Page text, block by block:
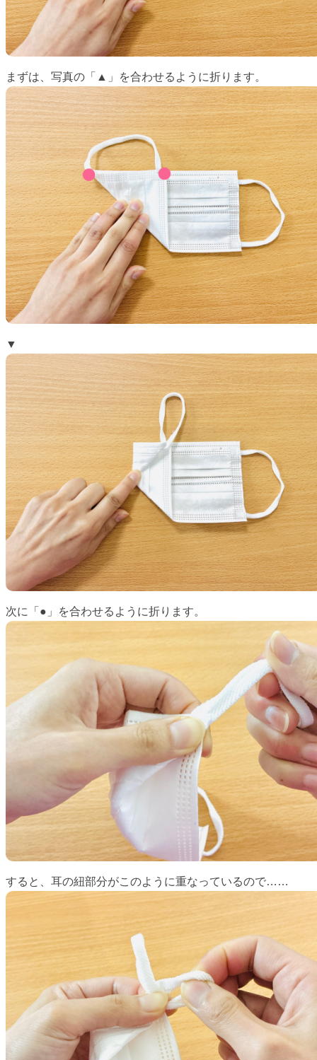
まずは、写真の「▲」を合わせるように折ります。
▼
次に「●」を合わせるように折ります。
すると、耳の紐部分がこのように重なっているので……